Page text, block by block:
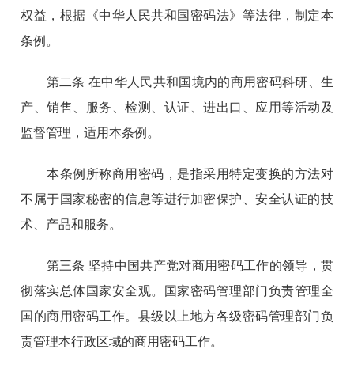
权益，根据《中华人民共和国密码法》等法律，制定本
条例。
第二条 在中华人民共和国境内的商用密码科研、生
产、销售、服务、检测、认证、进出口、应用等活动及
监督管理，适用本条例。
本条例所称商用密码，是指采用特定变换的方法对
不属于国家秘密的信息等进行加密保护、安全认证的技
术、产品和服务。
第三条 坚持中国共产党对商用密码工作的领导，贯
彻落实总体国家安全观。国家密码管理部门负责管理全
国的商用密码工作。县级以上地方各级密码管理部门负
责管理本行政区域的商用密码工作。